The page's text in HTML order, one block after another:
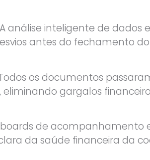
A análise inteligente de dados
antes do fechamento
os documentos
gargalos
de acompanhamento
da saúde financeira da